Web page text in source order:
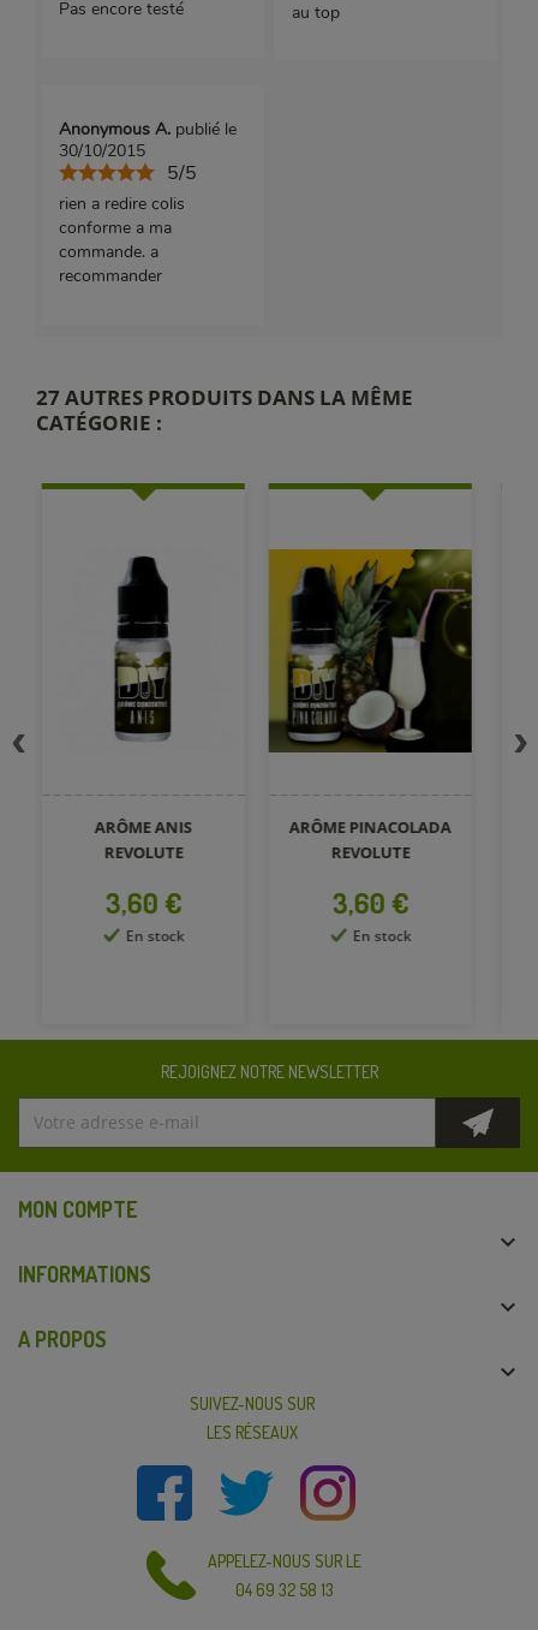
Pas encore testé au top
Anonymous A. publié le
30/10/2015
5/5
rien a redire colis
conforme a ma
commande. a
recommander
27 AUTRES PRODUITS DANS LA MÊME
CATÉGORIE :
ARÔME ANIS
REVOLUTE
Prix
3,60 €
En stock
ARÔME PINACOLADA
REVOLUTE
Prix
3,60 €
En stock
REJOIGNEZ NOTRE NEWSLETTER
MON COMPTE

INFORMATIONS

A PROPOS

SUIVEZ-NOUS SUR
LES RÉSEAUX
APPELEZ-NOUS SUR LE
04 69 32 58 13